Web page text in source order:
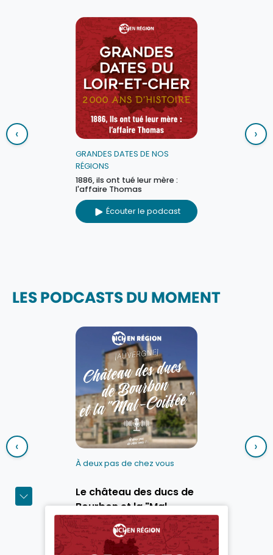
GRANDES DATES DE NOS
RÉGIONS
1886, ils ont tué leur mère :
l'affaire Thomas
Écouter le podcast
‹ ›
LES PODCASTS DU MOMENT
À deux pas de chez vous
Le château des ducs de
Bourbon et la "Mal-
Coiffée"
Découvrir le podcast
‹ ›